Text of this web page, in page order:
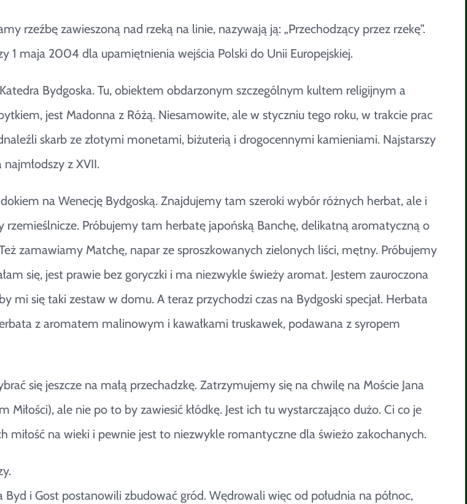
rzeźbę zawieszoną nad rzeką na linie, nazywają ją: „Przechodzący przez rzekę”.
1 maja 2004 dla upamiętnienia wejścia Polski do Unii Europejskiej.
Bydgoska. Tu, obiektem obdarzonym szczególnym kultem religijnym a
jest Madonna z Różą. Niesamowite, ale w styczniu tego roku, w trakcie prac
skarb ze złotymi monetami, biżuterią i drogocennymi kamieniami. Najstarszy
z XVII.
na Wenecję Bydgoską. Znajdujemy tam szeroki wybór różnych herbat, ale i
rzemieślnicze. Próbujemy tam herbatę japońską Banchę, delikatną aromatyczną o
zamawiamy Matchę, napar ze sproszkowanych zielonych liści, mętny. Próbujemy
się, jest prawie bez goryczki i ma niezwykle świeży aromat. Jestem zauroczona
mi się taki zestaw w domu. A teraz przychodzi czas na Bydgoski specjał. Herbata
z aromatem malinowym i kawałkami truskawek, podawana z syropem
się jeszcze na małą przechadzkę. Zatrzymujemy się na chwilę na Moście Jana
Miłości), ale nie po to by zawiesić kłódkę. Jest ich tu wystarczająco dużo. Ci co je
miłość na wieki i pewnie jest to niezwykle romantyczne dla świeżo zakochanych.
i Gost postanowili zbudować gród. Wędrowali więc od południa na północ,